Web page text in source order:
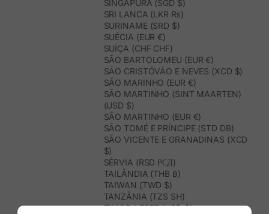
SINGAPURA (SGD $)
SRI LANCA (LKR ₨)
SURINAME (SRD $)
SUÉCIA (EUR €)
SUÍÇA (CHF CHF)
SÃO BARTOLOMEU (EUR €)
SÃO CRISTÓVÃO E NEVES (XCD $)
SÃO MARINHO (EUR €)
SÃO MARTINHO (SINT MAARTEN)
(USD $)
SÃO MARTINHO (EUR €)
SÃO TOMÉ E PRÍNCIPE (STD DB)
SÃO VICENTE E GRANADINAS (XCD
$)
SÉRVIA (RSD РСД)
TAILÂNDIA (THB ฿)
TAIWAN (TWD $)
TANZÂNIA (TZS SH)
TIMOR-LESTE (USD $)